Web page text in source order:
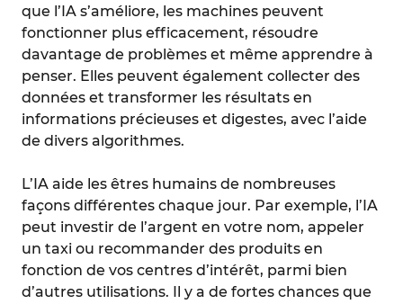
que l’IA s’améliore, les machines peuvent
fonctionner plus efficacement, résoudre
davantage de problèmes et même apprendre à
penser. Elles peuvent également collecter des
données et transformer les résultats en
informations précieuses et digestes, avec l’aide
de divers algorithmes.
L’IA aide les êtres humains de nombreuses
façons différentes chaque jour. Par exemple, l’IA
peut investir de l’argent en votre nom, appeler
un taxi ou recommander des produits en
fonction de vos centres d’intérêt, parmi bien
d’autres utilisations. Il y a de fortes chances que